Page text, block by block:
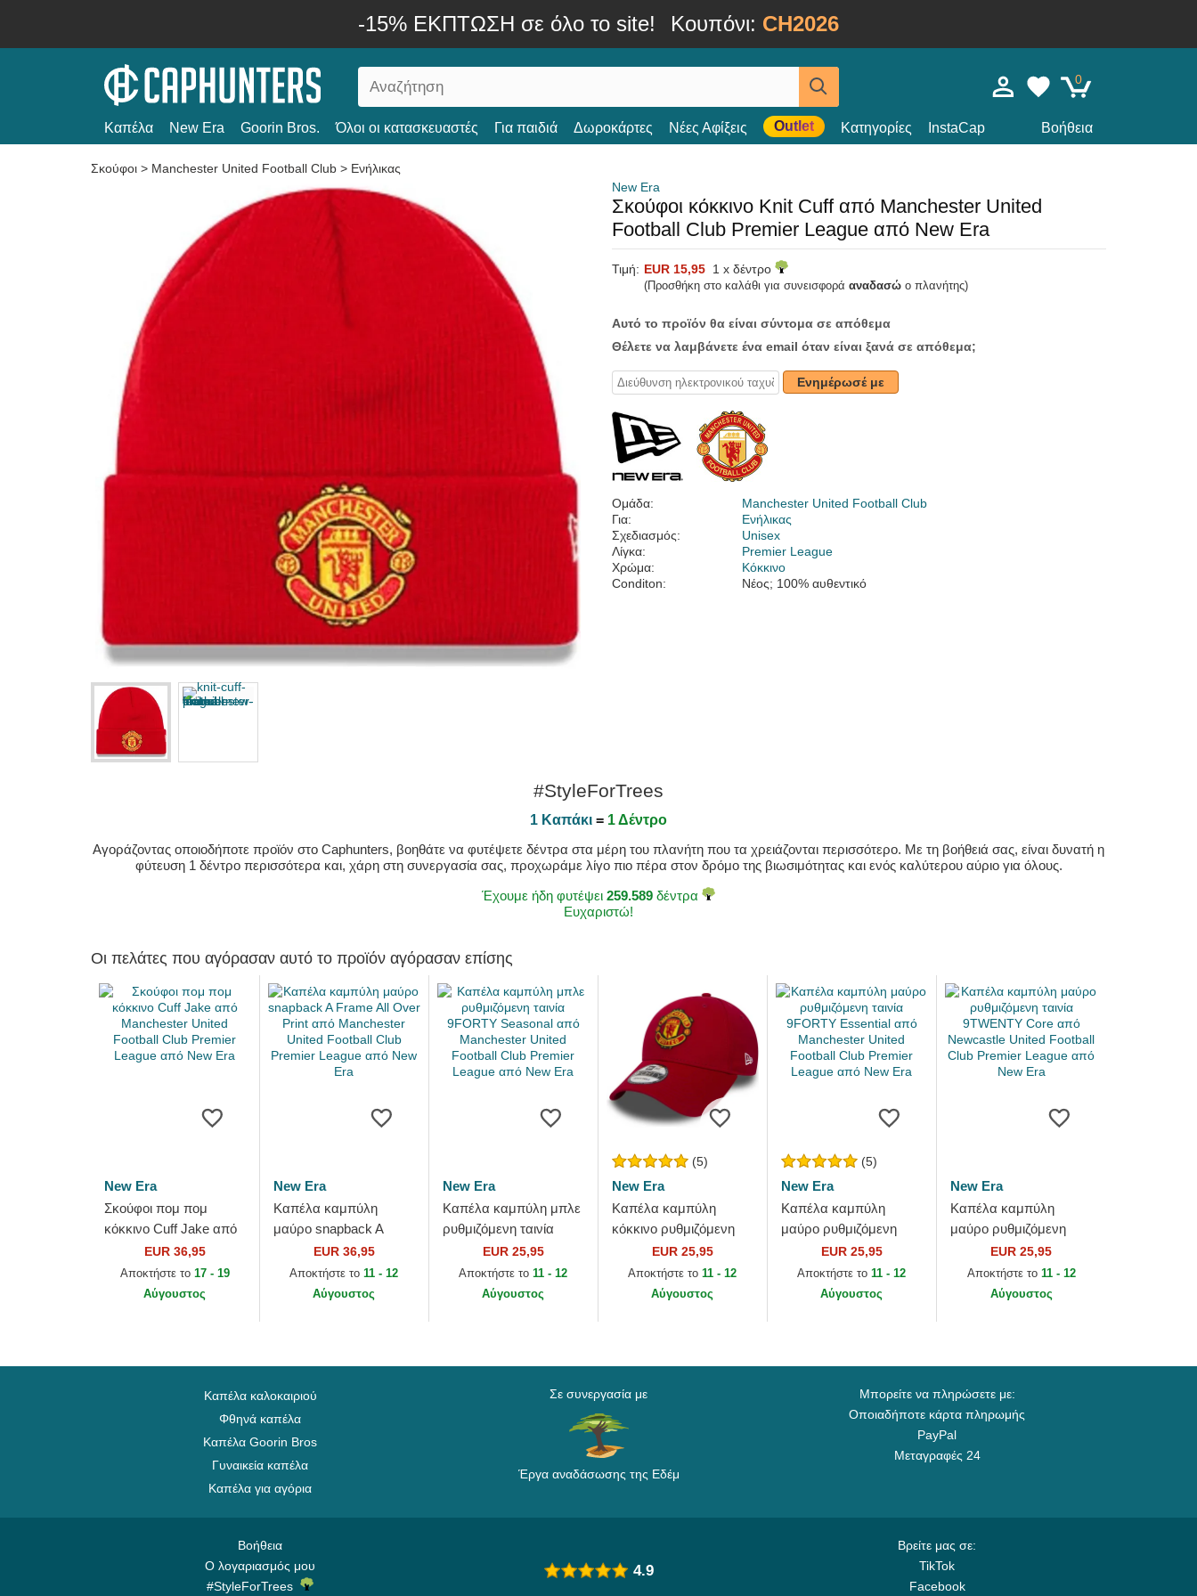
-15% ΕΚΠΤΩΣΗ σε όλο το site! Κουπόνι: CH2026
0
Καπέλα New Era Goorin Bros. Όλοι οι κατασκευαστές Για παιδιά Δωροκάρτες Νέες Αφίξεις Outlet Κατηγορίες InstaCap Βοήθεια
Σκούφοι > Manchester United Football Club > Ενήλικας
New Era
Σκούφοι κόκκινο Knit Cuff από Manchester United
Football Club Premier League από New Era
Τιμή: EUR 15,95 1 x δέντρο
(Προσθήκη στο καλάθι για συνεισφορά αναδασώ ο πλανήτης)
Αυτό το προϊόν θα είναι σύντομα σε απόθεμα
Θέλετε να λαμβάνετε ένα email όταν είναι ξανά σε απόθεμα;
Ενημέρωσέ με
Ομάδα:
Manchester United Football Club
Για:
Ενήλικας
Σχεδιασμός:
Unisex
Λίγκα:
Premier League
Χρώμα:
Κόκκινο
Conditon:
Νέος; 100% αυθεντικό
#StyleForTrees
1 Καπάκι = 1 Δέντρο
Αγοράζοντας οποιοδήποτε προϊόν στο Caphunters, βοηθάτε να φυτέψετε δέντρα στα μέρη του πλανήτη που τα χρειάζονται περισσότερο. Με τη βοήθειά σας, είναι δυνατή η
φύτευση 1 δέντρο περισσότερα και, χάρη στη συνεργασία σας, προχωράμε λίγο πιο πέρα στον δρόμο της βιωσιμότητας και ενός καλύτερου αύριο για όλους.
Έχουμε ήδη φυτέψει 259.589 δέντρα
Ευχαριστώ!
Οι πελάτες που αγόρασαν αυτό το προϊόν αγόρασαν επίσης
New Era
Σκούφοι πομ πομ
κόκκινο Cuff Jake από
Manchester United
Football Club Premier
League από New Era
EUR 36,95
Αποκτήστε το 17 - 19
Αύγουστος
New Era
Καπέλα καμπύλη
μαύρο snapback A
Frame All Over Print
από Manchester United
Football Club Premier...
EUR 36,95
Αποκτήστε το11 - 12
Αύγουστος
New Era
Καπέλα καμπύλη μπλε
ρυθμιζόμενη ταινία
9FORTY Seasonal από
Manchester United
Football Club...
EUR 25,95
Αποκτήστε το11 - 12
Αύγουστος
(5)
New Era
Καπέλα καμπύλη
κόκκινο ρυθμιζόμενη
ταινία 9FORTY
Essential από
Manchester United
EUR 25,95
Αποκτήστε το11 - 12
Αύγουστος
(5)
New Era
Καπέλα καμπύλη
μαύρο ρυθμιζόμενη
ταινία 9FORTY
Essential από
Manchester United
EUR 25,95
Αποκτήστε το11 - 12
Αύγουστος
New Era
Καπέλα καμπύλη
μαύρο ρυθμιζόμενη
ταινία 9TWENTY Core
από Newcastle United
Football Club Premier...
EUR 25,95
Αποκτήστε το 11 - 12
Αύγουστος
Καπέλα καλοκαιριού
Φθηνά καπέλα
Καπέλα Goorin Bros
Γυναικεία καπέλα
Καπέλα για αγόρια
Σε συνεργασία με
Έργα αναδάσωσης της Εδέμ
Μπορείτε να πληρώσετε με:
Οποιαδήποτε κάρτα πληρωμής
PayPal
Μεταγραφές 24
Βοήθεια
Ο λογαριασμός μου
#StyleForTrees
Βρείτε μας σε:
TikTok
Facebook
4.9